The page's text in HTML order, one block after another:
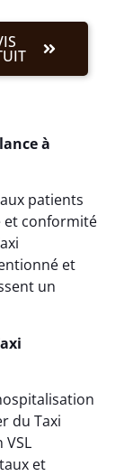
à
patients
et conformité
et
un
du Taxi
et